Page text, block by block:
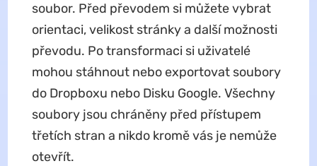
soubor. Před převodem si můžete vybrat
orientaci, velikost stránky a další možnosti
převodu. Po transformaci si uživatelé
mohou stáhnout nebo exportovat soubory
do Dropboxu nebo Disku Google. Všechny
soubory jsou chráněny před přístupem
třetích stran a nikdo kromě vás je nemůže
otevřít.